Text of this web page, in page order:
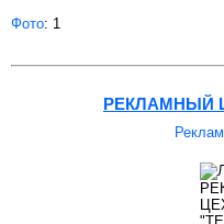
Фото: 1
РЕКЛАМНЫЙ